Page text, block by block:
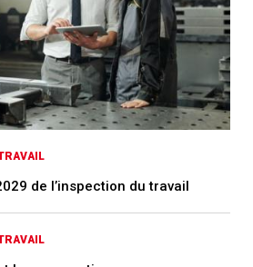
de l’inspection du travail